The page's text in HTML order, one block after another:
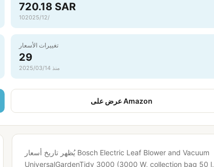
720.18 SAR
10‏/12‏/2025
تغييرات الأسعار
29
منذ 14‏/03‏/2025
عرض على Amazon
يُظهر تاريخ أسعار Bosch Electric Leaf Blower and Vacuum
UniversalGardenTidy 3000 (3000 W, collection bag 50 l,